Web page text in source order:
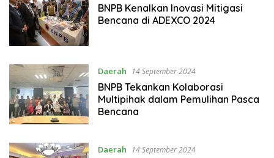
BNPB Kenalkan Inovasi Mitigasi
Bencana di ADEXCO 2024
Daerah 14 September 2024
BNPB Tekankan Kolaborasi
Multipihak dalam Pemulihan Pasca
Bencana
Daerah 14 September 2024